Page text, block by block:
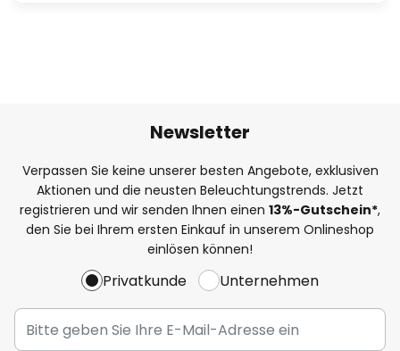
Newsletter
Verpassen Sie keine unserer besten Angebote, exklusiven
Aktionen und die neusten Beleuchtungstrends. Jetzt
registrieren und wir senden Ihnen einen 13%-Gutschein*,
den Sie bei Ihrem ersten Einkauf in unserem Onlineshop
einlösen können!
Privatkunde Unternehmen